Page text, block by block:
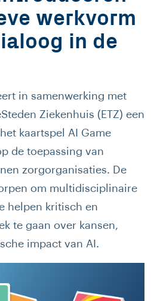
werkvorm
in de
in samenwerking met
Ziekenhuis (ETZ) een
kaartspel AI Game
de toepassing van
zorgorganisaties. De
om multidisciplinaire
helpen kritisch en
te gaan over kansen,
impact van AI.